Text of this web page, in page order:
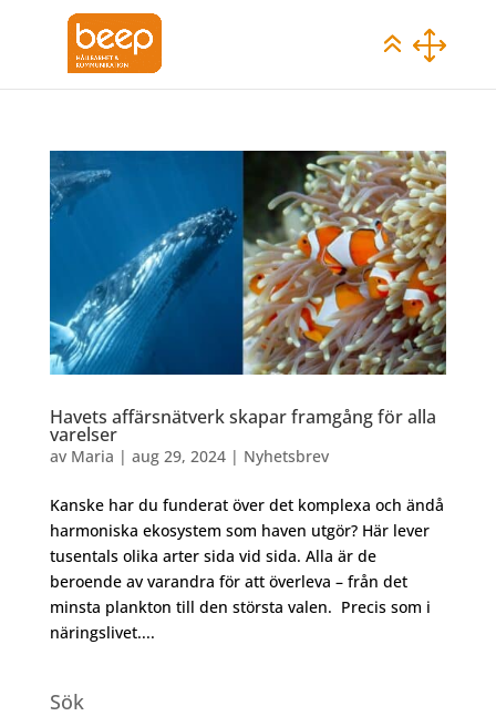
Havets affärsnätverk skapar framgång för alla
varelser
av Maria | aug 29, 2024| Nyhetsbrev
Kanske har du funderat över det komplexa och ändå
harmoniska ekosystem som haven utgör? Här lever
tusentals olika arter sida vid sida. Alla är de
beroende av varandra för att överleva – från det
minsta plankton till den största valen. Precis som i
näringslivet....
Sök